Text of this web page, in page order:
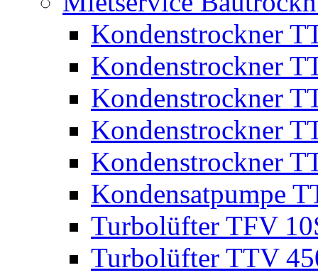
Kondenstrockner
Kondenstrockner
Kondenstrockner
Kondenstrockner
Kondenstrockner
Kondensatpumpe
Turbolüfter TFV
Turbolüfter TTV